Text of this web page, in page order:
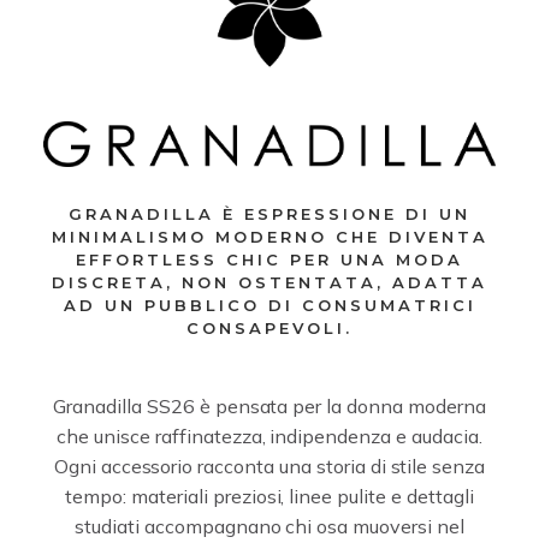
GRANADILLA È ESPRESSIONE DI UN
MINIMALISMO MODERNO CHE DIVENTA
EFFORTLESS CHIC PER UNA MODA
DISCRETA, NON OSTENTATA, ADATTA
AD UN PUBBLICO DI CONSUMATRICI
CONSAPEVOLI.
Granadilla SS26 è pensata per la donna moderna
che unisce raffinatezza, indipendenza e audacia.
Ogni accessorio racconta una storia di stile senza
tempo: materiali preziosi, linee pulite e dettagli
studiati accompagnano chi osa muoversi nel